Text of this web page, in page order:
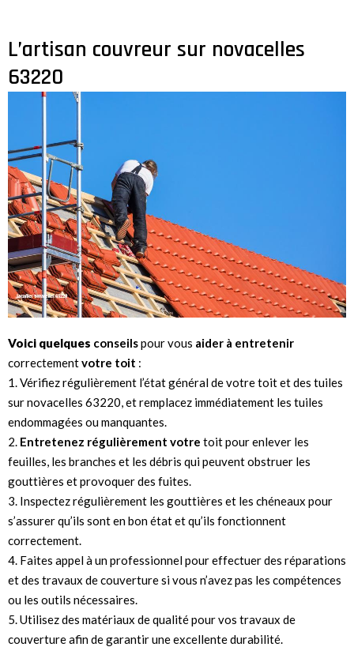
L’artisan couvreur sur novacelles
63220
Voici quelques conseilspour vous aider à entretenir
correctementvotre toit :
1. Vérifiez régulièrement l’état général de votre toit et des tuiles
sur novacelles 63220, et remplacez immédiatement les tuiles
endommagées ou manquantes.
2. Entretenez régulièrement votre toit pour enlever les
feuilles, les branches et les débris qui peuvent obstruer les
gouttières et provoquer des fuites.
3. Inspectez régulièrement les gouttières et les chéneaux pour
s’assurer qu’ils sont en bon état et qu’ils fonctionnent
correctement.
4. Faites appel à un professionnel pour effectuer des réparations
et des travaux de couverture si vous n’avez pas les compétences
ou les outils nécessaires.
5. Utilisez des matériaux de qualité pour vos travaux de
couverture afin de garantir une excellente durabilité.